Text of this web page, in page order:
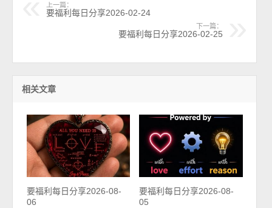
上一篇：
要福利每日分享2026-02-24
下一篇：
要福利每日分享2026-02-25
相关文章
要福利每日分享2026-08-
06
要福利每日分享2026-08-
05